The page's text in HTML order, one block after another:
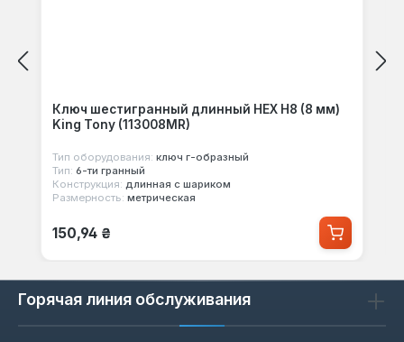
Ключ шестигранный длинный HEX Н8 (8 мм)
King Tony (113008MR)
Тип оборудования: ключ г-образный
Тип: 6-ти гранный
Конструкция: длинная с шариком
Размерность: метрическая
Обычная цена:
150,94 ₴
Горячая линия обслуживания